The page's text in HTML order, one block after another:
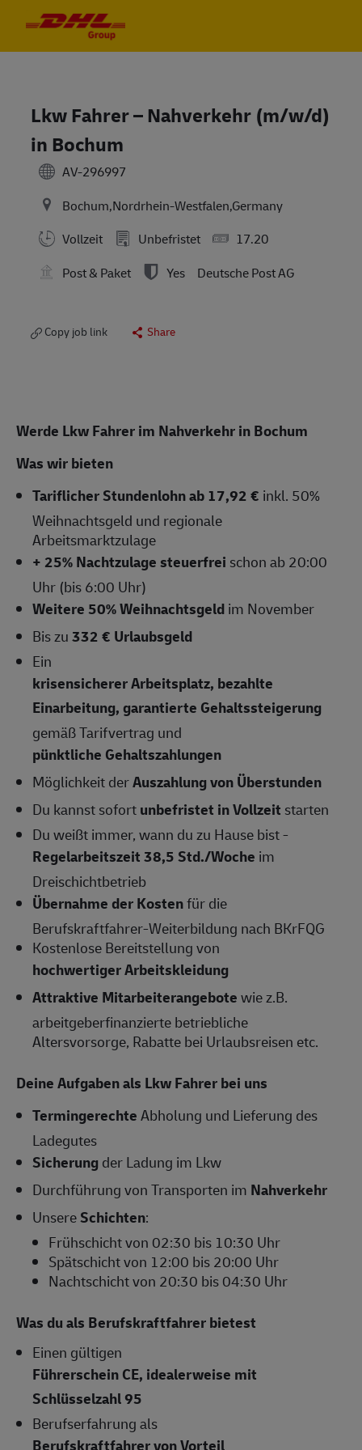
Lkw Fahrer – Nahverkehr (m/w/d)
in Bochum
AV-296997
Bochum,Nordrhein-Westfalen,Germany
Vollzeit
Unbefristet
17.20
Post & Paket
Yes Deutsche Post AG
Copy job link Share
Werde Lkw Fahrer im Nahverkehr in Bochum
Was wir bieten
Tariflicher Stundenlohn ab 17,92 € inkl. 50%
Weihnachtsgeld und regionale
Arbeitsmarktzulage
+ 25% Nachtzulage steuerfrei schon ab 20:00
Uhr (bis 6:00 Uhr)
Weitere 50% Weihnachtsgeldim November
Bis zu332 € Urlaubsgeld
Ein
krisensicherer Arbeitsplatz, bezahlte
Einarbeitung, garantierte Gehaltssteigerung
gemäß Tarifvertrag und
pünktliche Gehaltszahlungen
Möglichkeit derAuszahlung von Überstunden
Du kannst sofortunbefristet in Vollzeit starten
Du weißt immer, wann du zu Hause bist -
Regelarbeitszeit 38,5 Std./Woche im
Dreischichtbetrieb
Übernahme der Kostenfür die
Berufskraftfahrer-Weiterbildung nach BKrFQG
Kostenlose Bereitstellung von
hochwertiger Arbeitskleidung
Attraktive Mitarbeiterangebotewie z.B.
arbeitgeberfinanzierte betriebliche
Altersvorsorge, Rabatte bei Urlaubsreisen etc.
Deine Aufgaben als Lkw Fahrer bei uns
TermingerechteAbholung und Lieferung des
Ladegutes
Sicherungder Ladung im Lkw
Durchführung von Transporten im Nahverkehr
UnsereSchichten:
Frühschicht von 02:30 bis 10:30 Uhr
Spätschicht von 12:00 bis 20:00 Uhr
Nachtschicht von 20:30 bis 04:30 Uhr
Was du als Berufskraftfahrer bietest
Einen gültigen
Führerschein CE, idealerweise mit
Schlüsselzahl 95
Berufserfahrung als
Berufskraftfahrer von Vorteil